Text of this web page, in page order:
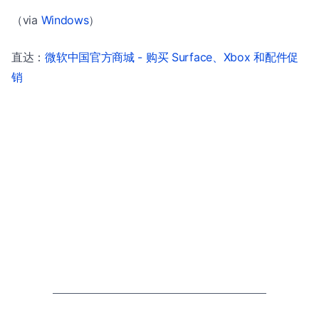
（via Windows）
直达：微软中国官方商城 - 购买 Surface、Xbox 和配件促
销